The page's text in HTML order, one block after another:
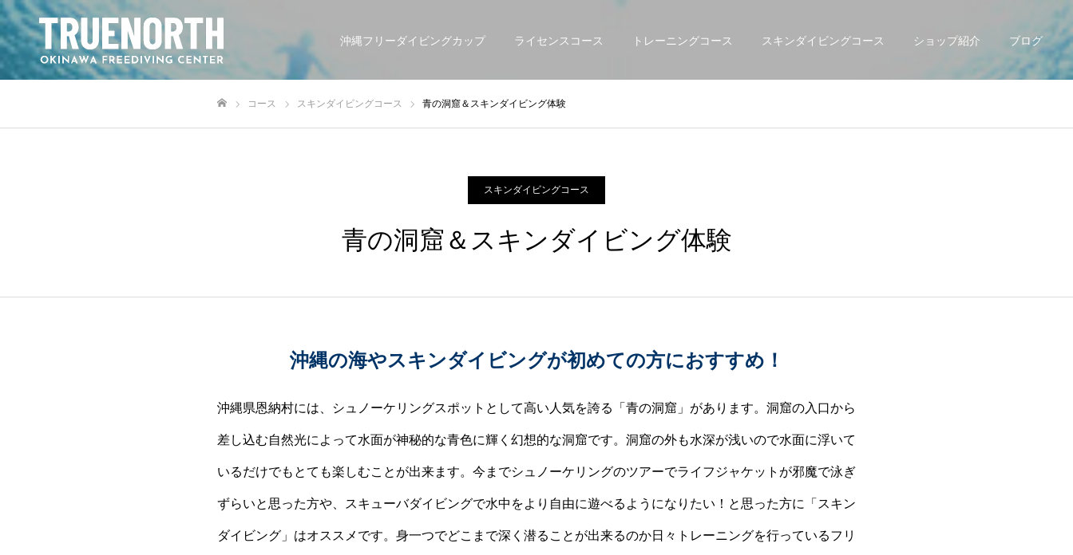
沖縄フリーダイビングカップ ライセンスコース トレーニングコース スキンダイビングコース ショップ紹介 ブログ
コース スキンダイビングコース 青の洞窟＆スキンダイビング体験
スキンダイビングコース
青の洞窟＆スキンダイビング体験
沖縄の海やスキンダイビングが初めての方におすすめ！
沖縄県恩納村には、シュノーケリングスポットとして高い人気を誇る「青の洞窟」があります。洞窟の入口から
差し込む自然光によって水面が神秘的な青色に輝く幻想的な洞窟です。洞窟の外も水深が浅いので水面に浮いて
いるだけでもとても楽しむことが出来ます。今までシュノーケリングのツアーでライフジャケットが邪魔で泳ぎ
ずらいと思った方や、スキューバダイビングで水中をより自由に遊べるようになりたい！と思った方に「スキン
ダイビング」はオススメです。身一つでどこまで深く潜ることが出来るのか日々トレーニングを行っているフリ